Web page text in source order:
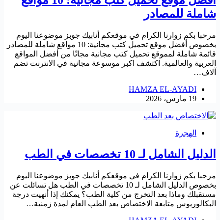
شاملة للمصادر
مرحبا بكم زوارنا الكرام في موقعكم أنابيك جوبز موضوعنا اليوم
بخصوص أفضل موقع تحميل كتب مجانية: 10 مواقع شاملة للمصادر
قائمة شاملة لمموقع تحميل كتب مجانية مجانًا من أفضل المواقع
العربية والعالمية. اكتشف اكبر موسوعة مجانية في الانترنت تضم
آلاف…
HAMZA EL-AYADI
19 مارس، 2026
الهجرة
الدليل الشامل لـ 10 تخصصات في الطب
مرحبا بكم زوارنا الكرام في موقعكم أنابيك جوبز موضوعنا اليوم
بخصوص الدليل الشامل لـ 10 تخصصات في الطب هل تسائلت عن
مستقبلك وماذا بعد التخرج من كلية الطب؟ يمكنك إذا أنهيت درجة
البكالوريوس متابعة الاختصاص بعد الطب العام لمدة زمنية…